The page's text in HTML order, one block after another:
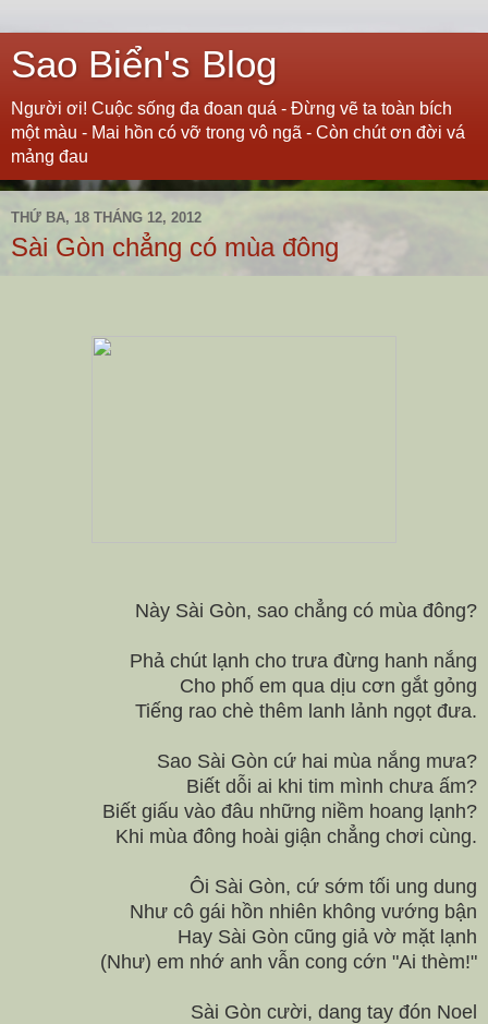
Sao Biển's Blog
Người ơi! Cuộc sống đa đoan quá - Đừng vẽ ta toàn bích
một màu - Mai hồn có vỡ trong vô ngã - Còn chút ơn đời vá
mảng đau
THỨ BA, 18 THÁNG 12, 2012
Sài Gòn chẳng có mùa đông
Này Sài Gòn, sao chẳng có mùa đông?
Phả chút lạnh cho trưa đừng hanh nắng
Cho phố em qua dịu cơn gắt gỏng
Tiếng rao chè thêm lanh lảnh ngọt đưa.
Sao Sài Gòn cứ hai mùa nắng mưa?
Biết dỗi ai khi tim mình chưa ấm?
Biết giấu vào đâu những niềm hoang lạnh?
Khi mùa đông hoài giận chẳng chơi cùng.
Ôi Sài Gòn, cứ sớm tối ung dung
Như cô gái hồn nhiên không vướng bận
Hay Sài Gòn cũng giả vờ mặt lạnh
(Như) em nhớ anh vẫn cong cớn "Ai thèm!"
Sài Gòn cười, dang tay đón Noel